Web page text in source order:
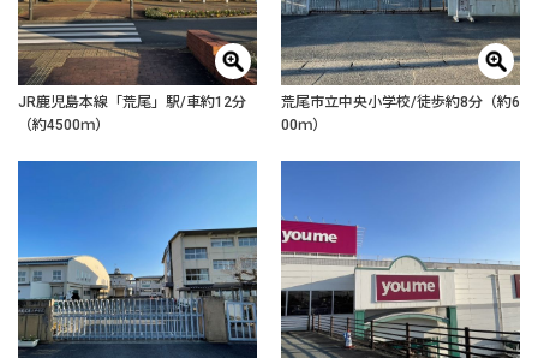
JR鹿児島本線「荒尾」駅/車約12分
（約4500ｍ）
荒尾市立中央小学校/徒歩約8分（約6
00ｍ）